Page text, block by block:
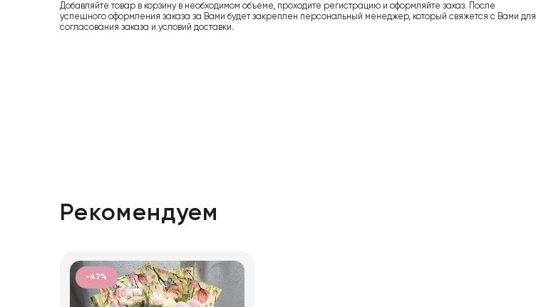
Добавляйте товар в корзину в необходимом объеме, проходите регистрацию и оформляйте заказ. После
успешного оформления заказа за Вами будет закреплен персональный менеджер, который свяжется с Вами для
согласования заказа и условий доставки.
Рекомендуем
-47%